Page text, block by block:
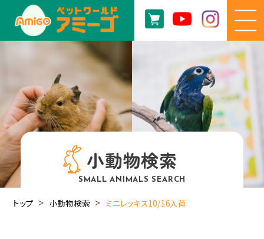
小動物検索
SMALL ANIMALS SEARCH
トップ 小動物検索 ミニレッキス10/16入荷